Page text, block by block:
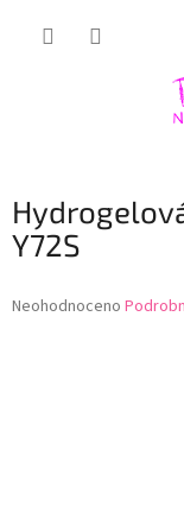
Y72S
Průměrné
Neohodnoceno